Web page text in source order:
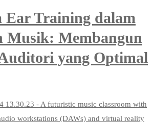
Ear Training dalam
Musik: Membangun
yang Optimal